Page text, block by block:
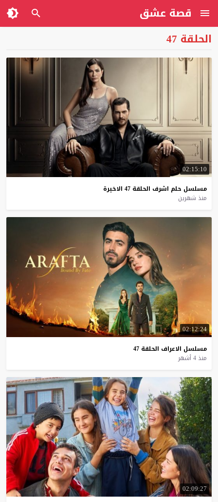
قصة عشق
الحلقة 47
02:15:10
مسلسل حلم اشرف الحلقة 47 الاخيرة
منذ شهرين
02:12:24
مسلسل الاعراف الحلقة 47
منذ 4 أشهر
02:09:27